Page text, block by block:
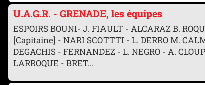
U.A.G.R. - GRENADE, les équipes
ESPOIRS BOUNI- J. FIAULT - ALCARAZ B.
[Capitaine] - NARI SCOTTTI - L. DERRO M.
DEGACHIS - FERNANDEZ - L. NEGRO - A.
LARROQUE - BRET...